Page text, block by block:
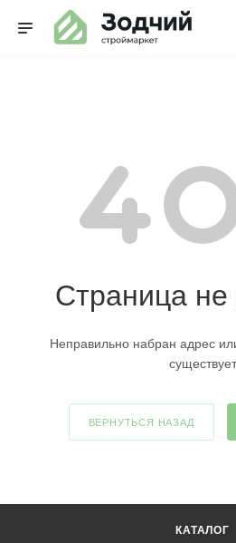
Страница
Неправильно набран адрес
существует
ВЕРНУТЬСЯ НАЗАД
КАТАЛОГ